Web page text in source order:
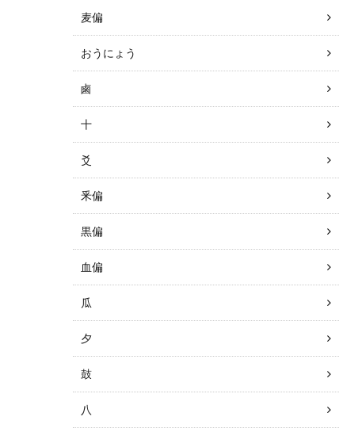
麦偏
おうにょう
鹵
十
爻
釆偏
黒偏
血偏
瓜
夕
鼓
八